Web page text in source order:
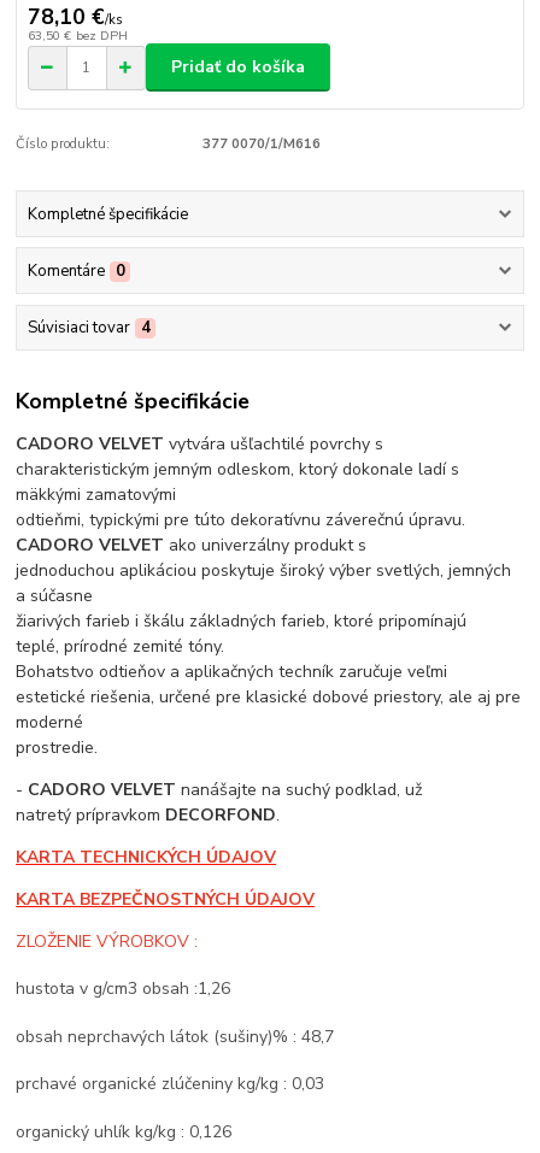
78,10 €/ks
63,50 € bez DPH
Pridať do košíka
Číslo produktu: 377 0070/1/M616
Kompletné špecifikácie
Komentáre 0
Súvisiaci tovar 4
Kompletné špecifikácie
CADORO VELVET vytvára ušľachtilé povrchy s
charakteristickým jemným odleskom, ktorý dokonale ladí s
mäkkými zamatovými
odtieňmi, typickými pre túto dekoratívnu záverečnú úpravu.
CADORO VELVET ako univerzálny produkt s
jednoduchou aplikáciou poskytuje široký výber svetlých, jemných
a súčasne
žiarivých farieb i škálu základných farieb, ktoré pripomínajú
teplé, prírodné zemité tóny.
Bohatstvo odtieňov a aplikačných techník zaručuje veľmi
estetické riešenia, určené pre klasické dobové priestory, ale aj pre
moderné
prostredie.
- CADORO VELVET nanášajte na suchý podklad, už
natretý prípravkom DECORFOND.
KARTA TECHNICKÝCH ÚDAJOV
KARTA BEZPEČNOSTNÝCH ÚDAJOV
ZLOŽENIE VÝROBKOV :
hustota v g/cm3 obsah :1,26
obsah neprchavých látok (sušiny)% : 48,7
prchavé organické zlúčeniny kg/kg : 0,03
organický uhlík kg/kg : 0,126